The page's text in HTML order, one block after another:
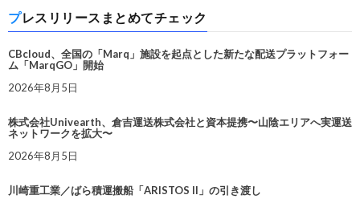
プレスリリースまとめてチェック
CBcloud、全国の「Marq」施設を起点とした新たな配送プラットフォー
ム「MarqGO」開始
2026年8月5日
株式会社Univearth、倉吉運送株式会社と資本提携〜山陰エリアへ実運送
ネットワークを拡大〜
2026年8月5日
川崎重工業／ばら積運搬船「ARISTOS II」の引き渡し